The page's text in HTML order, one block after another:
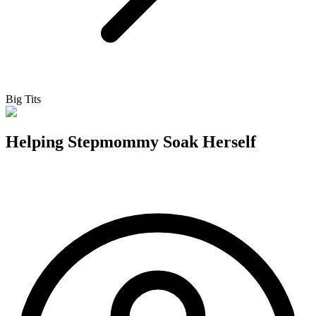
Big Tits
Helping Stepmommy Soak Herself